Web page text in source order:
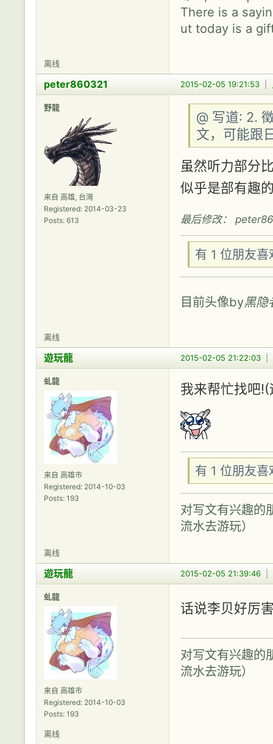
There is a
ut today is a
离线
2015-02-05 19:21:53
peter860321
野龍
来自 高雄, 台灣
Registered: 2014-03-23
Posts: 613
@ 写道: 2.
文，可能跟
虽然听力部分
似乎是部有趣
最后修改：
有 1 位朋友
目前头像by黑隐
离线
2015-02-05 21:22:03
遊玩龍
虬龍
来自 高雄市
Registered: 2014-10-03
Posts: 193
我来帮忙找吧
有 1 位朋友
对写文有兴趣的
流水去游玩）
离线
2015-02-05 21:39:46
遊玩龍
虬龍
来自 高雄市
Registered: 2014-10-03
Posts: 193
话说李贝好厉
对写文有兴趣的
流水去游玩）
离线